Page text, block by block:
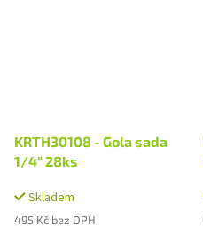
KRTH30108 - Gola sada
1/4" 28ks
Skladem
495 Kč bez DPH